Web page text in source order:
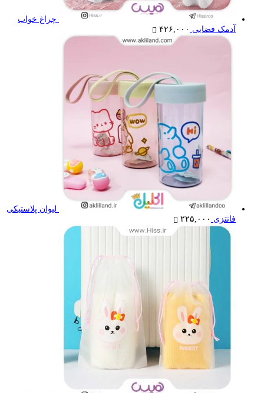
چراغ خواب
آدمک فضایی ۴۲۶,۰۰۰
ليوان پلاستيكی
فانتزی ۲۲۵,۰۰۰